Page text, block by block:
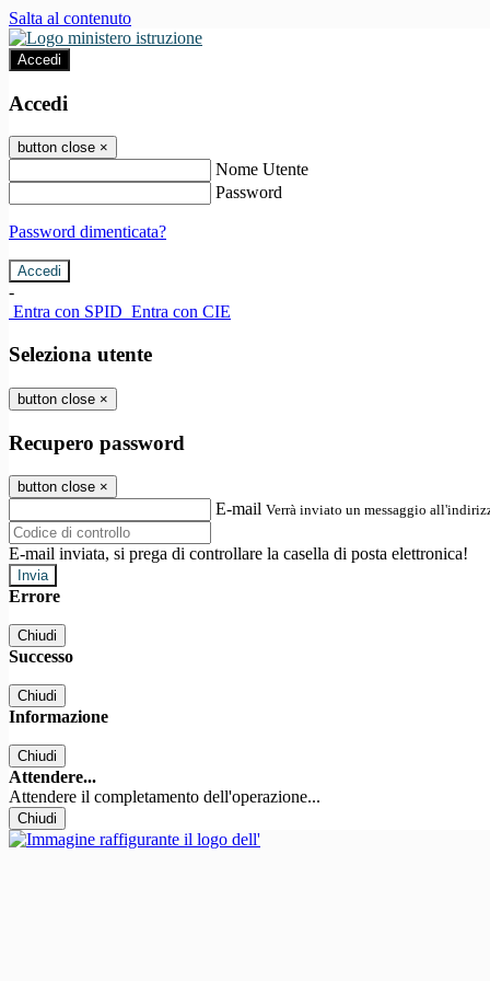
Salta al contenuto
Accedi
Accedi
button close ×
Nome Utente
Password
Password dimenticata?
-
Entra con SPID Entra con CIE
Seleziona utente
button close ×
Recupero password
button close ×
E-mail Verrà inviato un messaggio
E-mail inviata, si prega di controllare la casella di posta elettronica!
Errore
Chiudi
Successo
Chiudi
Informazione
Chiudi
Attendere...
Attendere il completamento dell'operazione...
Chiudi